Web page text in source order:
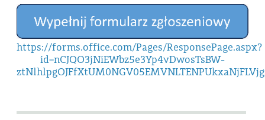
https://forms.office.com/Pages/ResponsePage.aspx?
id=nCJQO3jNiEWbz5e3Yp4vDwosTsBW-